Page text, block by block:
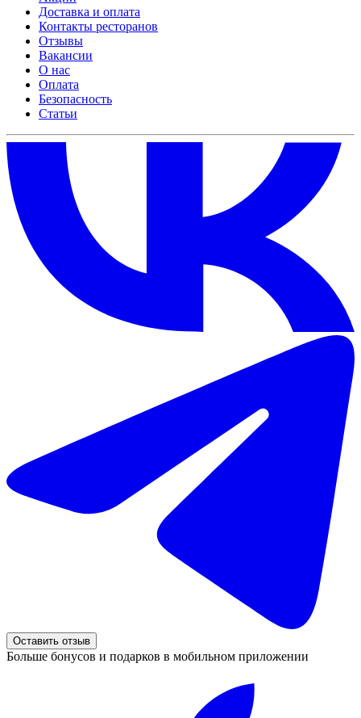
Доставка и оплата
Контакты ресторанов
Отзывы
Вакансии
О нас
Оплата
Безопасность
Статьи
Оставить отзыв
Больше бонусов и подарков в мобильном приложении